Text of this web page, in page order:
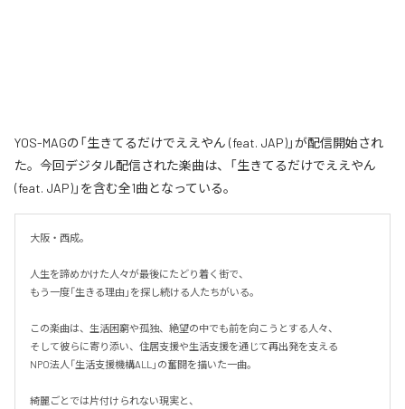
YOS-MAGの「生きてるだけでええやん (feat. JAP)」が配信開始され
た。今回デジタル配信された楽曲は、「生きてるだけでええやん
(feat. JAP)」を含む全1曲となっている。
大阪・西成。
人生を諦めかけた人々が最後にたどり着く街で、
もう一度「生きる理由」を探し続ける人たちがいる。
この楽曲は、生活困窮や孤独、絶望の中でも前を向こうとする人々、
そして彼らに寄り添い、住居支援や生活支援を通じて再出発を支える
NPO法人「生活支援機構ALL」の奮闘を描いた一曲。
綺麗ごとでは片付けられない現実と、